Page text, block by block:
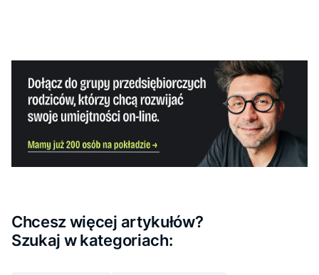
Chcesz więcej artykułów?
Szukaj w kategoriach: